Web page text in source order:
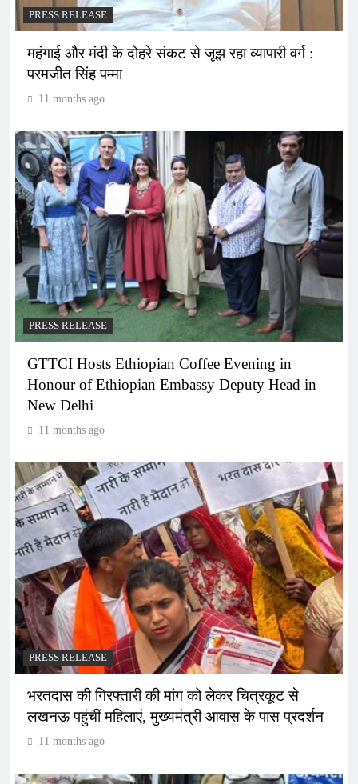
PRESS RELEASE
महंगाई और मंदी के दोहरे संकट से जूझ रहा व्यापारी वर्ग :
परमजीत सिंह पम्मा
11 months ago
PRESS RELEASE
GTTCI Hosts Ethiopian Coffee Evening in
Honour of Ethiopian Embassy Deputy Head in
New Delhi
11 months ago
PRESS RELEASE
भरतदास की गिरफ्तारी की मांग को लेकर चित्रकूट से
लखनऊ पहुंचीं महिलाएं, मुख्यमंत्री आवास के पास प्रदर्शन
11 months ago